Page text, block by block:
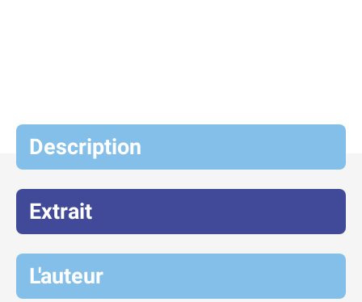
Description
Extrait
L'auteur